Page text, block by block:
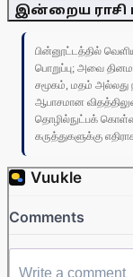
இன்றைய
பின்னூட்டத்தில்
பொறுப்பு; அவை
சமூகம், மதம் அல்லது
ஆபாசமான
தொழில்நுட்பக்
கருத்துகளுக்கு